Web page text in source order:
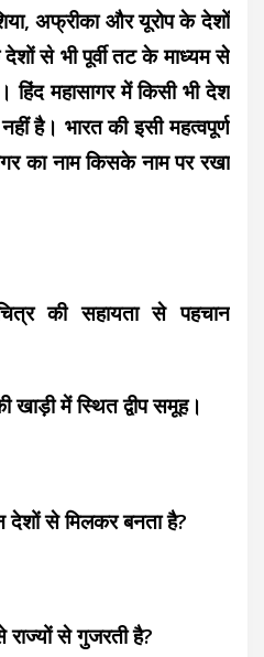
अफ्रीका और यूरोप के देशों
से भी पूर्वी तट के माध्यम से
महासागर में किसी भी देश
है। भारत की इसी महत्वपूर्ण
का नाम किसके नाम पर रखा
की सहायता से पहचान
में स्थित द्वीप समूह।
देशों से मिलकर बनता है?
से गुजरती है?